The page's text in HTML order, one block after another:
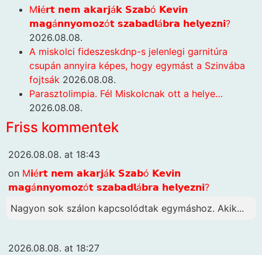
M𝗶é𝗿𝘁 𝗻𝗲𝗺 𝗮𝗸𝗮𝗿𝗷á𝗸 𝗦𝘇𝗮𝗯ó 𝗞𝗲𝘃𝗶𝗻
𝗺𝗮𝗴á𝗻𝗻𝘆𝗼𝗺𝗼𝘇ó𝘁 𝘀𝘇𝗮𝗯𝗮𝗱𝗹á𝗯𝗿𝗮 𝗵𝗲𝗹𝘆𝗲𝘇𝗻𝗶?
2026.08.08.
A miskolci fideszeskdnp-s jelenlegi garnitúra
csupán annyira képes, hogy egymást a Szinvába
fojtsák 2026.08.08.
Parasztolimpia. Fél Miskolcnak ott a helye…
2026.08.08.
Friss kommentek
2026.08.08. at 18:43
on M𝗶é𝗿𝘁 𝗻𝗲𝗺 𝗮𝗸𝗮𝗿𝗷á𝗸 𝗦𝘇𝗮𝗯ó 𝗞𝗲𝘃𝗶𝗻
𝗺𝗮𝗴á𝗻𝗻𝘆𝗼𝗺𝗼𝘇ó𝘁 𝘀𝘇𝗮𝗯𝗮𝗱𝗹á𝗯𝗿𝗮 𝗵𝗲𝗹𝘆𝗲𝘇𝗻𝗶?
Nagyon sok szálon kapcsolódtak egymáshoz. Akik...
2026.08.08. at 18:27